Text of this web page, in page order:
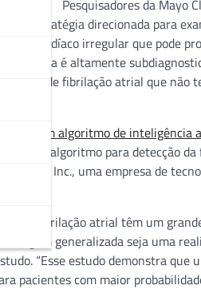
Pesquisadores da Mayo
estratégia direcionada para
cardíaco irregular que pode
ela é altamente
de fibrilação atrial que não
um algoritmo de inteligência
O algoritmo para detecção
Inc., uma empresa de
para fibrilação atrial têm um
generalizada seja uma
“Esse estudo demonstra
pacientes com maior